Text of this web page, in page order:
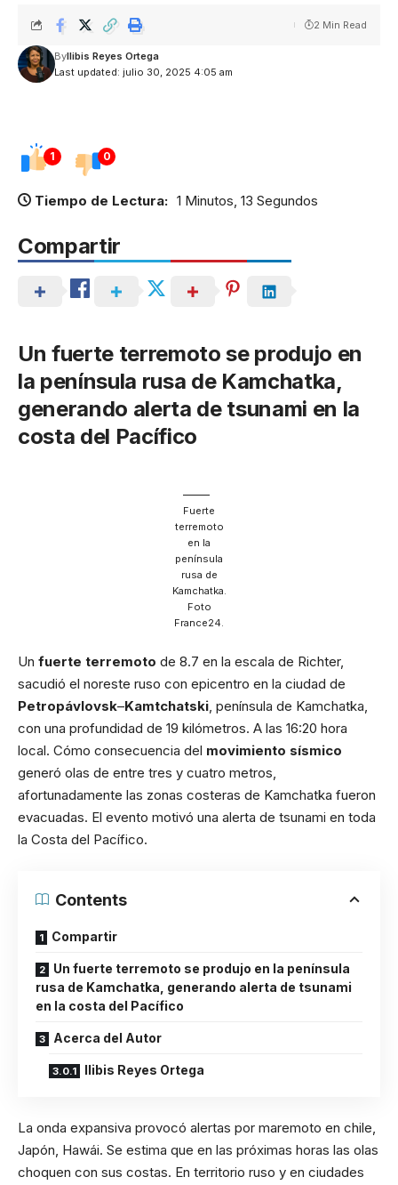
Last updated: julio 30, 2025 4:05 am
ByIlibis Reyes Ortega
2 Min Read
1 0
Tiempo de Lectura: 1 Minutos, 13 Segundos
Compartir
Un fuerte terremoto se produjo en
la península rusa de Kamchatka,
generando alerta de tsunami en la
costa del Pacífico
Fuerte
terremoto
en la
península
rusa de
Kamchatka.
Foto
France24.
Un fuerte terremoto de 8.7 en la escala de Richter,
sacudió el noreste ruso con epicentro en la ciudad de
Petropávlovsk–Kamtchatski, península de Kamchatka,
con una profundidad de 19 kilómetros. A las 16:20 hora
local. Cómo consecuencia del movimiento sísmico
generó olas de entre tres y cuatro metros,
afortunadamente las zonas costeras de Kamchatka fueron
evacuadas. El evento motivó una alerta de tsunami en toda
la Costa del Pacífico.
Contents
Compartir
Un fuerte terremoto se produjo en la península
rusa de Kamchatka, generando alerta de tsunami
en la costa del Pacífico
Acerca del Autor
Ilibis Reyes Ortega
La onda expansiva provocó alertas por maremoto en chile,
Japón, Hawái. Se estima que en las próximas horas las olas
choquen con sus costas. En territorio ruso y en ciudades